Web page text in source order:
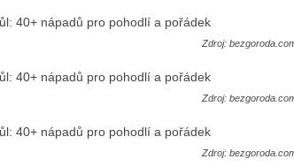
Zdroj:
Zdroj:
Zdroj: